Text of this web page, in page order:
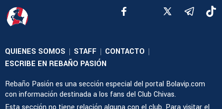
QUIENES SOMOS | STAFF | CONTACTO |
ESCRIBE EN REBAÑO PASIÓN
Rebaño Pasión es una sección especial del portal Bolavip.com
con información destinada a los fans del Club Chivas.